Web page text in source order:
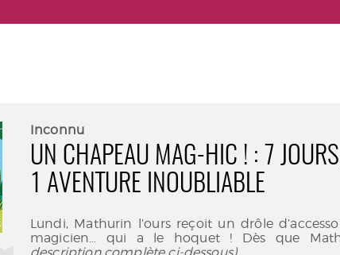
Inconnu
UN CHAPEAU MAG-HIC ! : 7
1 AVENTURE INOUBLIABLE
Lundi, Mathurin l’ours reçoit un drôle
magicien… qui a le hoquet ! Dès que